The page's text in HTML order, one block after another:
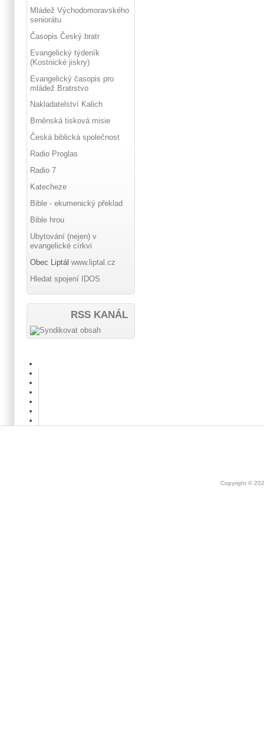
Mládež Východomoravského
seniorátu
Časopis Český bratr
Evangelický týdeník
(Kostnické jiskry)
Evangelický časopis pro
mládež Bratrstvo
Nakladatelství Kalich
Brněnská tisková misie
Česká biblická společnost
Radio Proglas
Radio 7
Katecheze
Bible - ekumenický překlad
Bible hrou
Ubytování (nejen) v
evangelické církvi
Obec Liptál www.liptal.cz
Hledat spojení IDOS
RSS KANÁL
Copyright ©